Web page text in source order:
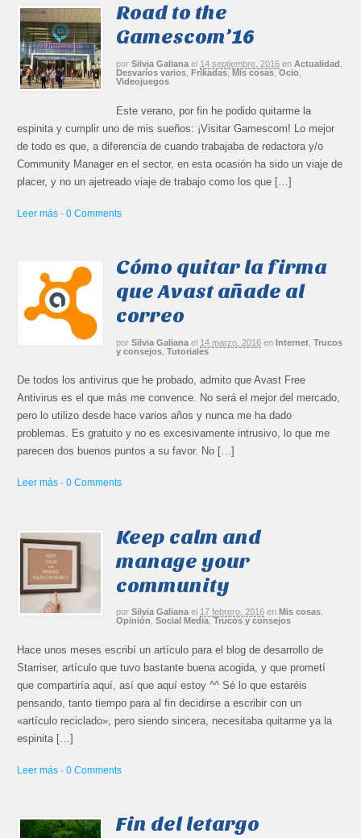
Road to the
Gamescom’16
por Silvia Galiana el 14 septiembre, 2016 en Actualidad
Desvaríos varios ,Frikadas,Mis cosas,Ocio
Videojuegos
Este verano, por fin he podido quitarme la
espinita y cumplir uno de mis sueños: ¡Visitar Gamescom! Lo mejor
de todo es que, a diferencia de cuando trabajaba de redactora y/o
Community Manager en el sector, en esta ocasión ha sido un viaje de
placer, y no un ajetreado viaje de trabajo como los que […]
Leer más ·0 Comments
Cómo quitar la firma
que Avast añade al
correo
por Silvia Galiana el 14 marzo, 2016 en Internet ,Trucos
y consejos ,Tutoriales
De todos los antivirus que he probado, admito que Avast Free
Antivirus es el que más me convence. No será el mejor del mercado,
pero lo utilizo desde hace varios años y nunca me ha dado
problemas. Es gratuito y no es excesivamente intrusivo, lo que me
parecen dos buenos puntos a su favor. No […]
Leer más ·0 Comments
Keep calm and
manage your
community
por Silvia Galiana el 17 febrero, 2016 en Mis cosas
Opinión ,Social Media,Trucos y consejos
Hace unos meses escribí un artículo para el blog de desarrollo de
Starriser, artículo que tuvo bastante buena acogida, y que prometí
que compartiría aquí, así que aquí estoy ^^ Sé lo que estaréis
pensando, tanto tiempo para al fin decidirse a escribir con un
«artículo reciclado», pero siendo sincera, necesitaba quitarme ya la
espinita […]
Leer más ·0 Comments
Fin del letargo